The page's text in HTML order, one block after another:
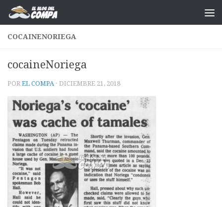
Saltar al contenido
COCAINENORIEGA
cocaineNoriega
POR EL COMPA · DICIEMBRE 21, 2018